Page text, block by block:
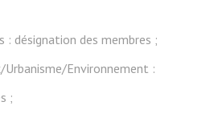
: désignation des membres ;
Urbanisme/Environnement :
;